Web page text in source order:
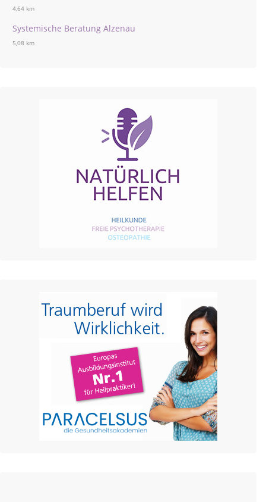
4,64 km
Systemische Beratung Alzenau
5,08 km